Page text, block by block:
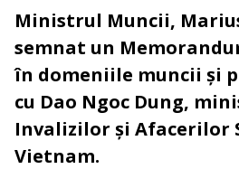
Ministrul Muncii,
semnat un
în domeniile muncii și
cu Dao Ngoc Dung,
Invalizilor și Afacerilor
Vietnam.